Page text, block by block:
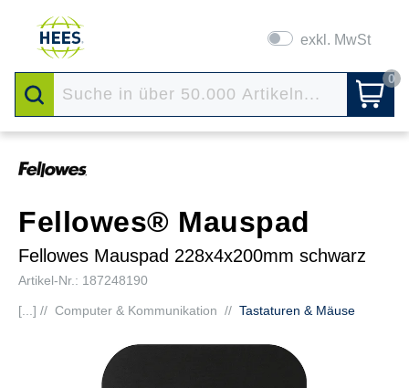
exkl. MwSt
0
Fellowes® Mauspad
Fellowes Mauspad 228x4x200mm schwarz
Artikel-Nr.: 187248190
[...] // Computer & Kommunikation // Tastaturen & Mäuse